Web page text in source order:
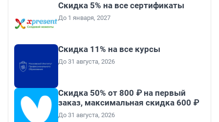
Скидка 5% на все сертификаты
До 1 января, 2027
Скидка 11% на все курсы
До 31 августа, 2026
Скидка 50% от 800 ₽ на первый
заказ, максимальная скидка 600 ₽
До 31 августа, 2026